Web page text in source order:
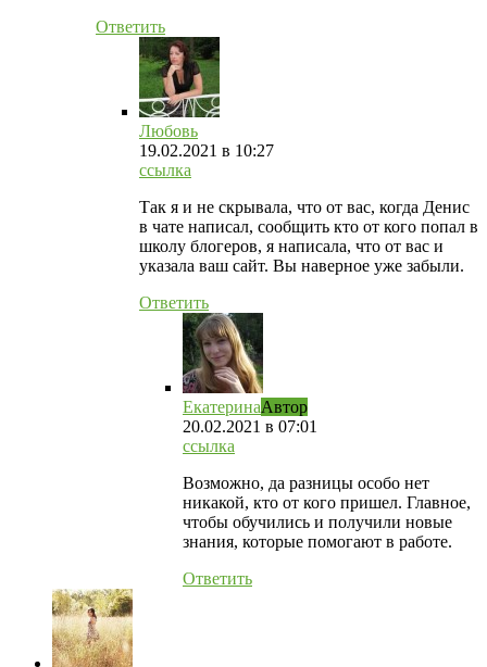
Ответить
Любовь
19.02.2021 в 10:27
ссылка
Так я и не скрывала, что от вас, когда Денис
в чате написал, сообщить кто от кого попал в
школу блогеров, я написала, что от вас и
указала ваш сайт. Вы наверное уже забыли.
Ответить
ЕкатеринаАвтор
20.02.2021 в 07:01
ссылка
Возможно, да разницы особо нет
никакой, кто от кого пришел. Главное,
чтобы обучились и получили новые
знания, которые помогают в работе.
Ответить